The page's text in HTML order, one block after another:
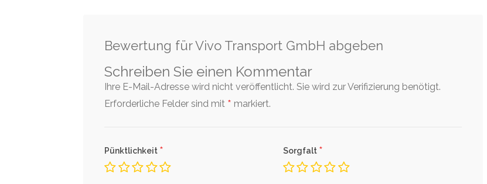
Bewertung für Vivo Transport GmbH abgeben
Schreiben Sie einen Kommentar
Ihre E-Mail-Adresse wird nicht veröffentlicht. Sie wird zur Verifizierung benötigt.
Erforderliche Felder sind mit * markiert.
Pünktlichkeit * Sorgfalt *